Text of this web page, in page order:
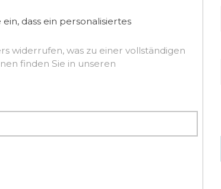
dass ein personalisiertes
widerrufen, was zu einer vollständigen
Weitere Informationen finden Sie in unseren